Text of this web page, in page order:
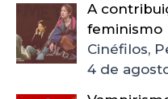
A
feminismo
Cinéfilos,
4 de